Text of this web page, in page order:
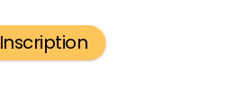
Inscription